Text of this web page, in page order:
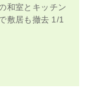
和室とキッチン
敷居も撤去 1/1